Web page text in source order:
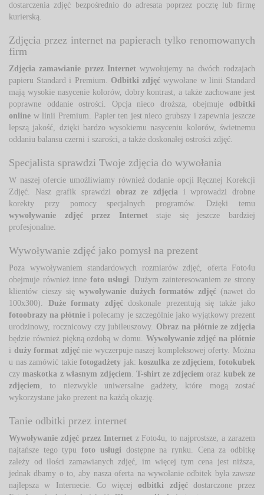
dostarczenia zdjęć bezpośrednio do adresata poprzez pocztę lub firmę
kurierską.
Zdjęcia przez internet na papierach tylko renomowanych
firm
Zdjęcia zamawianie przez Internetwywołujemy na dwóch rodzajach
papieru Standard i Premium. Odbitki zdjęć wywołane w linii Standard
mają wysokie nasycenie kolorów, dobry kontrast, a także zachowane jest
poprawne oddanie ostrości. Opcja nieco droższa, obejmuje odbitki
online w linii Premium. Papier ten jest nieco grubszy i zapewnia jeszcze
lepszą jakość, dzięki bardzo wysokiemu nasyceniu kolorów, świetnemu
oddaniu balansu czerni i szarości, a także doskonałej ostrości zdjęć.
Specjalista sprawdzi Twoje zdjęcia do wywołania
W naszej ofercie umożliwiamy również dodanie opcji Ręcznej Korekcji
Zdjęć. Nasz grafik sprawdzi obraz ze zdjęcia i wprowadzi drobne
korekty przy pomocy specjalnych programów. Dzięki temu
wywoływanie zdjęć przez Internetstaje się jeszcze bardziej
profesjonalne.
Wywoływanie zdjęć jako pomysł na prezent
Poza wywoływaniem standardowych rozmiarów zdjęć, oferta Foto4u
obejmuje również inne foto usługi. Dużym zainteresowaniem ze strony
klientów cieszy się wywoływanie dużych formatów zdjęć (nawet do
100x300). Duże formaty zdjęćdoskonale prezentują się także jako
fotoobrazy na płótnie i polecamy je szczególnie jako wyjątkowy prezent
urodzinowy, rocznicowy czy jubileuszowy. Obraz na płótnie ze zdjęcia
będzie również piękną ozdobą w domu. Wywoływanie zdjęć na płótnie
i duży format zdjęćnie wyczerpuje naszej kompleksowej oferty. Można
u nas zamówić takiefotogadżety jak: koszulka ze zdjęciem,fotokubek
czy maskotka z własnym zdjęciem.T-shirt ze zdjęciem oraz kubek ze
zdjęciem, to niezwykle uniwersalne gadżety, które mogą zostać
wykorzystane jako prezent na każdą okazję.
Tanie odbitki przez internet
Wywoływanie zdjęć przez Internetz Foto4u, to najprostsze, a zarazem
najtańsze tego typufoto usługidostępne na rynku. Cena za odbitkę
zależy od ilości zamawianych zdjęć, im więcej tym cena jest niższa,
jednak dbamy o to, aby nasza oferta na wywołanie odbitek była zawsze
najlepsza w Internecie. Co więcejodbitki zdjęćdostarczone przez